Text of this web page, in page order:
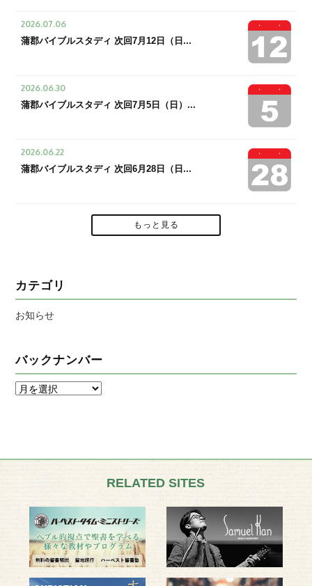
2026.07.06
蒲郡バイブルスタディ 次回7月12日（日...
2026.06.30
蒲郡バイブルスタディ 次回7月5日（日）...
2026.06.22
蒲郡バイブルスタディ 次回6月28日（日...
もっと見る
カテゴリ
お知らせ
バックナンバー
RELATED SITES